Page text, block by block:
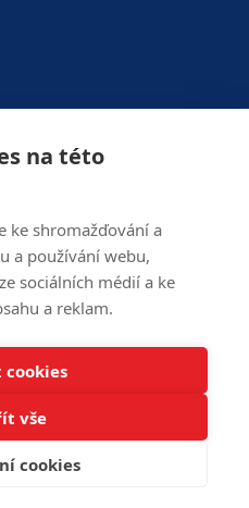
na této
ke shromažďování a
a používání webu,
sociálních médií a ke
a reklam.
cookies
vše
cookies
515 919 840
567 586 104
ware.cz
© 2016 – 2024 Z-WARE
Jan Polzer
Ondřej Pohorský